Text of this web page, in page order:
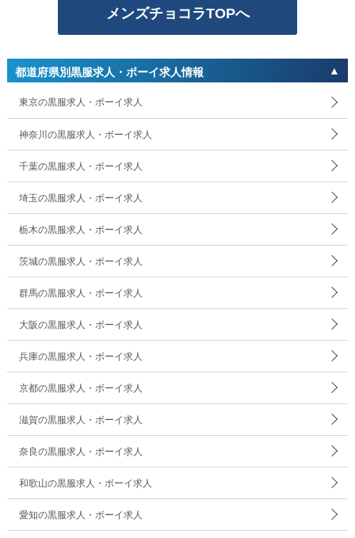
メンズチョコラTOPへ
都道府県別黒服求人・ボーイ求人情報
東京の黒服求人・ボーイ求人
神奈川の黒服求人・ボーイ求人
千葉の黒服求人・ボーイ求人
埼玉の黒服求人・ボーイ求人
栃木の黒服求人・ボーイ求人
茨城の黒服求人・ボーイ求人
群馬の黒服求人・ボーイ求人
大阪の黒服求人・ボーイ求人
兵庫の黒服求人・ボーイ求人
京都の黒服求人・ボーイ求人
滋賀の黒服求人・ボーイ求人
奈良の黒服求人・ボーイ求人
和歌山の黒服求人・ボーイ求人
愛知の黒服求人・ボーイ求人